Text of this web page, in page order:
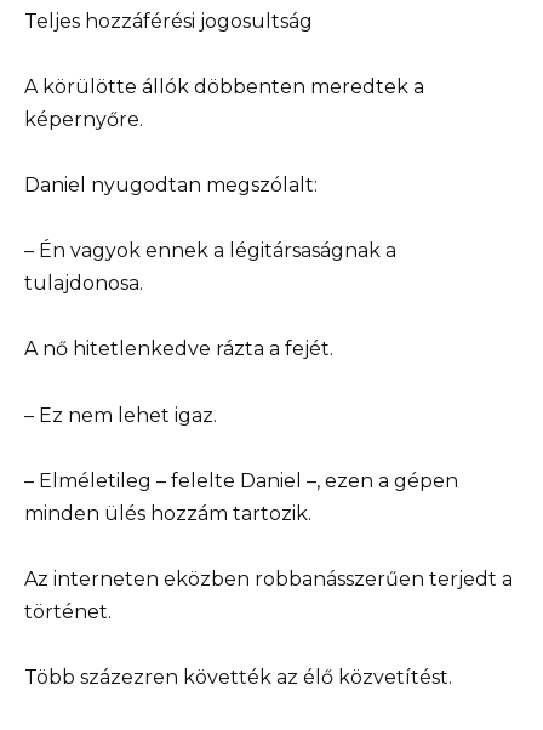
Teljes hozzáférési jogosultság
A körülötte állók döbbenten meredtek a
képernyőre.
Daniel nyugodtan megszólalt:
– Én vagyok ennek a légitársaságnak a
tulajdonosa.
A nő hitetlenkedve rázta a fejét.
– Ez nem lehet igaz.
– Elméletileg – felelte Daniel –, ezen a gépen
minden ülés hozzám tartozik.
Az interneten eközben robbanásszerűen terjedt a
történet.
Több százezren követték az élő közvetítést.